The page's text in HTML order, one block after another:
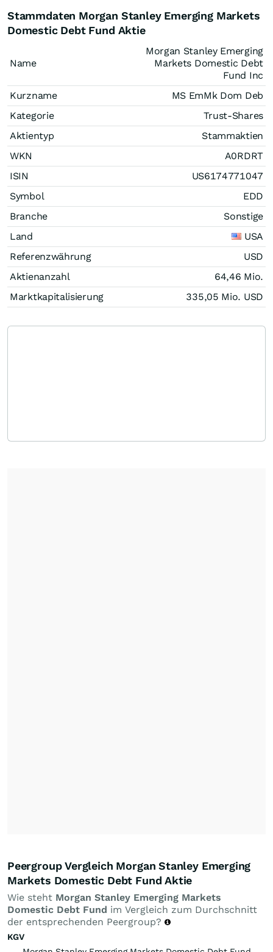
Stammdaten Morgan Stanley Emerging Markets
Domestic Debt Fund Aktie
Name
Morgan Stanley Emerging
Markets Domestic Debt
Fund Inc
Kurzname
MS EmMk Dom Deb
Kategorie
Trust-Shares
Aktientyp
Stammaktien
WKN
A0RDRT
ISIN
US6174771047
Symbol
EDD
Branche
Sonstige
Land
USA
Referenzwährung
USD
Aktienanzahl
64,46 Mio.
Marktkapitalisierung
335,05 Mio. USD
Peergroup Vergleich Morgan Stanley Emerging
Markets Domestic Debt Fund Aktie
Wie steht Morgan Stanley Emerging Markets
Domestic Debt Fund im Vergleich zum Durchschnitt
der entsprechenden Peergroup?
KGV